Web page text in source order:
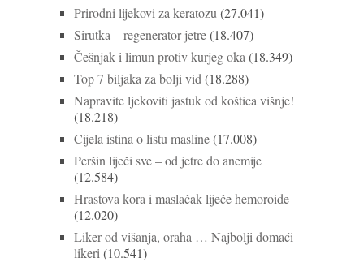
Prirodni lijekovi za keratozu (27.041)
Sirutka – regenerator jetre(18.407)
Češnjak i limun protiv kurjeg oka (18.349)
Top 7 biljaka za bolji vid (18.288)
Napravite ljekoviti jastuk od koštica višnje!
(18.218)
Cijela istina o listu masline(17.008)
Peršin liječi sve – od jetre do anemije
(12.584)
Hrastova kora i maslačak liječe hemoroide
(12.020)
Liker od višanja, oraha … Najbolji domaći
likeri (10.541)